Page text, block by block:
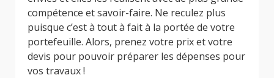
compétence et savoir-faire. Ne reculez plus
puisque c’est à tout à fait à la portée de votre
portefeuille. Alors, prenez votre prix et votre
devis pour pouvoir préparer les dépenses pour
vos travaux !